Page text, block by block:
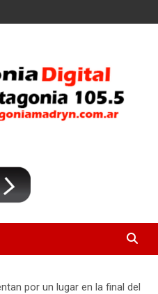
por un lugar en la final del